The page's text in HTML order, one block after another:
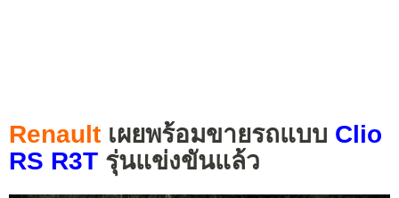
Renault เผยพร้อมขายรถแบบ Clio
RS R3T รุ่นแข่งขันแล้ว